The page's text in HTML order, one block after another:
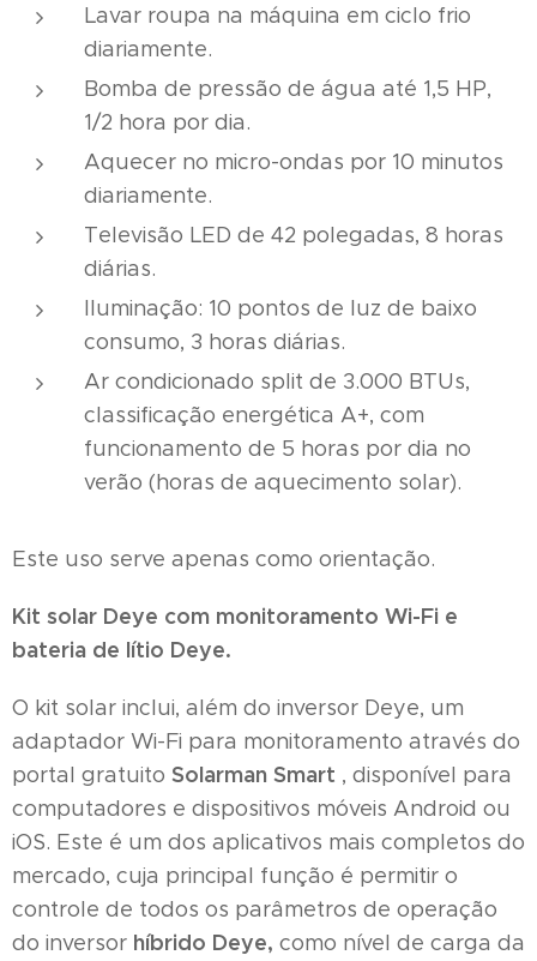
Lavar roupa na máquina em ciclo frio
diariamente.
Bomba de pressão de água até 1,5 HP,
1/2 hora por dia.
Aquecer no micro-ondas por 10 minutos
diariamente.
Televisão LED de 42 polegadas, 8 horas
diárias.
Iluminação: 10 pontos de luz de baixo
consumo, 3 horas diárias.
Ar condicionado split de 3.000 BTUs,
classificação energética A+, com
funcionamento de 5 horas por dia no
verão (horas de aquecimento solar).
Este uso serve apenas como orientação.
Kit solar Deye com monitoramento Wi-Fi e
bateria de lítio Deye.
O kit solar inclui, além do inversor Deye, um
adaptador Wi-Fi para monitoramento através do
portal gratuito Solarman Smart , disponível para
computadores e dispositivos móveis Android ou
iOS. Este é um dos aplicativos mais completos do
mercado, cuja principal função é permitir o
controle de todos os parâmetros de operação
do inversor híbrido Deye, como nível de carga da